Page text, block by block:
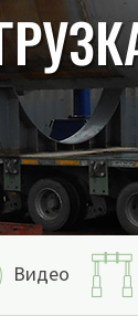
Видео